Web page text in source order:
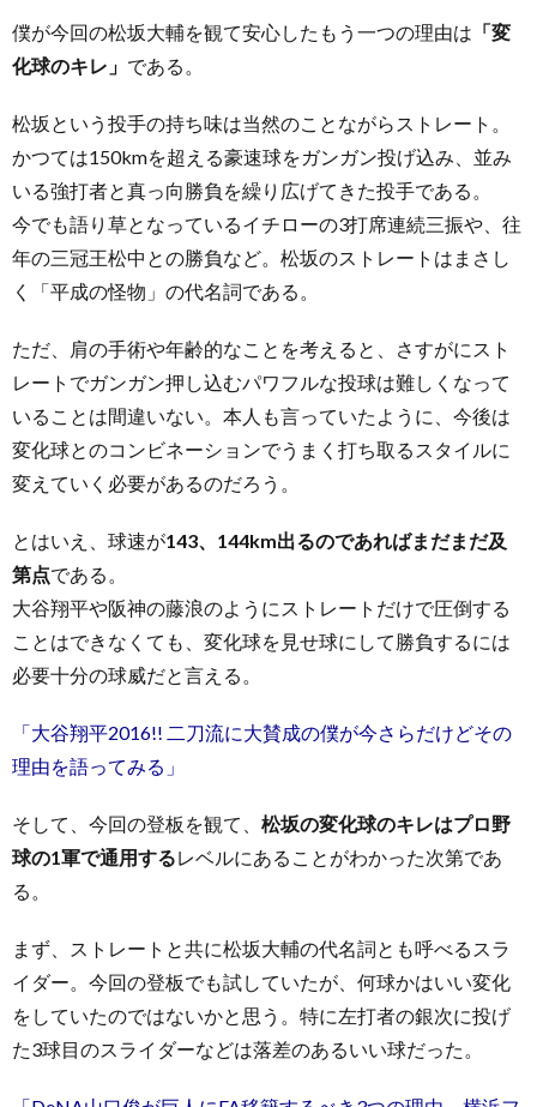
僕が今回の松坂大輔を観て安心したもう一つの理由は 「変
化球のキレ」 である。
松坂という投手の持ち味は当然のことながらストレート。
かつては150kmを超える豪速球をガンガン投げ込み、並み
いる強打者と真っ向勝負を繰り広げてきた投手である。
今でも語り草となっているイチローの3打席連続三振や、往
年の三冠王松中との勝負など。松坂のストレートはまさし
く「平成の怪物」の代名詞である。
ただ、肩の手術や年齢的なことを考えると、さすがにスト
レートでガンガン押し込むパワフルな投球は難しくなって
いることは間違いない。本人も言っていたように、今後は
変化球とのコンビネーションでうまく打ち取るスタイルに
変えていく必要があるのだろう。
とはいえ、球速が143、144km出るのであればまだまだ及
第点である。
大谷翔平や阪神の藤浪のようにストレートだけで圧倒する
ことはできなくても、変化球を見せ球にして勝負するには
必要十分の球威だと言える。
「大谷翔平2016!! 二刀流に大賛成の僕が今さらだけどその
理由を語ってみる」
そして、今回の登板を観て、 松坂の変化球のキレはプロ野
球の1軍で通用するレベルにあることがわかった次第であ
る。
まず、ストレートと共に松坂大輔の代名詞とも呼べるスラ
イダー。今回の登板でも試していたが、何球かはいい変化
をしていたのではないかと思う。特に左打者の銀次に投げ
た3球目のスライダーなどは落差のあるいい球だった。